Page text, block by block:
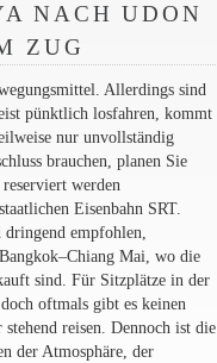
NACH UDON
ZUG
Allerdings sind
pünktlich losfahren, kommt
nur unvollständig
brauchen, planen Sie
werden
Eisenbahn SRT.
empfohlen,
Mai, wo die
sind. Für Sitzplätze in der
oftmals gibt es keinen
stehend reisen. Dennoch ist die
der Atmosphäre, der